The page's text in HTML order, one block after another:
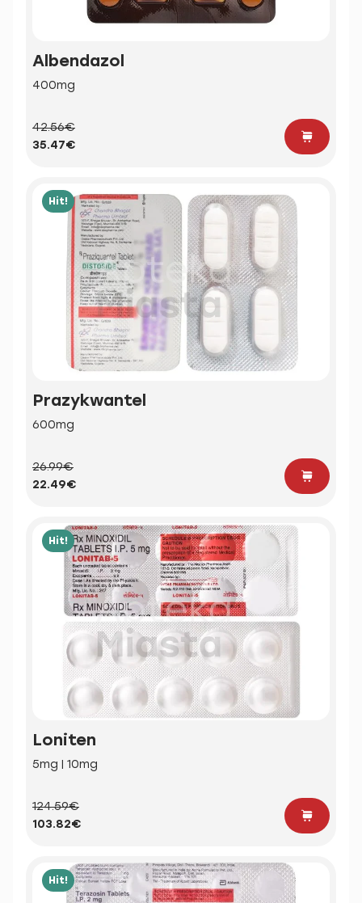
Albendazol
400mg
42.56€
35.47€
Hit!
Prazykwantel
600mg
26.99€
22.49€
Hit!
Loniten
5mg | 10mg
124.59€
103.82€
Hit!